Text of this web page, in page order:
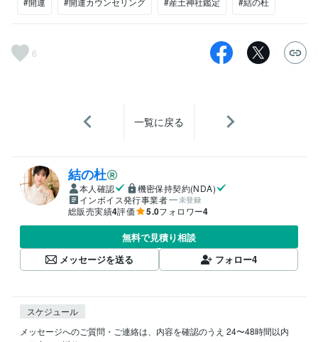
6
一覧に戻る
結の杜
本人確認
機密保持契約(NDA)
インボイス発行事業者
未登録
総販売実績4評価 5.0フォロワー4
無料で見積り相談
メッセージを送る
フォロー4
スケジュール
メッセージへのご質問・ご連絡は、内容を確認のうえ 24〜48時間以内